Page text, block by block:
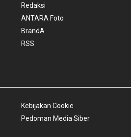
Redaksi
ANTARA Foto
BrandA
RSS
Kebijakan Cookie
Pedoman Media Siber